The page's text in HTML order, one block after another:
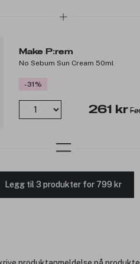
Make P:rem
No Sebum Sun Cream 50ml
-31%
261 kr
Legg til 3 produkter for 799 kr